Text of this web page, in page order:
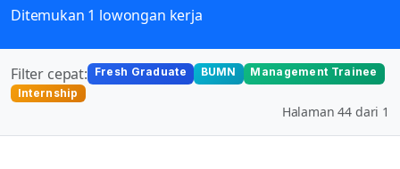
Ditemukan 1 lowongan kerja
Filter cepat: Fresh Graduate BUMN
Management Trainee
Internship
Halaman 44 dari 1